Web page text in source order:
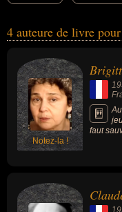
Agnès Laroche, Axl
littérature ou de
avoir été artiste,
enseignante,
poétesse.
4 auteure de livre
Notez-la !
faut